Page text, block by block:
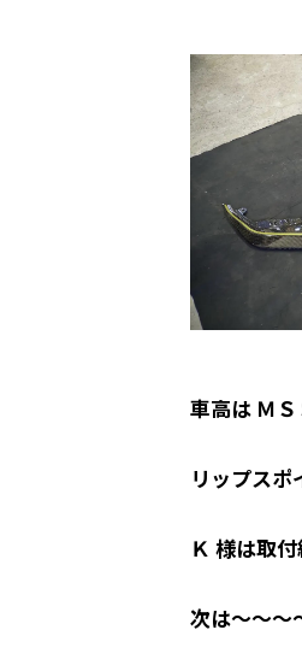
車高は Ｍ
リップス
Ｋ 様は取
次は～～～